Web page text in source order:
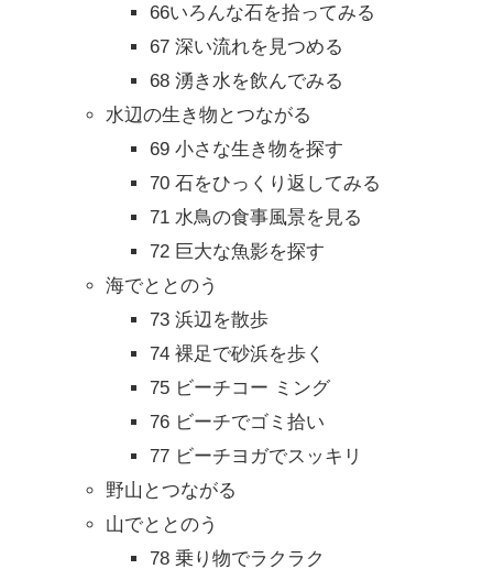
66いろんな石を拾ってみる
67 深い流れを見つめる
68 湧き水を飲んでみる
水辺の生き物とつながる
69 小さな生き物を探す
70 石をひっくり返してみる
71 水鳥の食事風景を見る
72 巨大な魚影を探す
海でととのう
73 浜辺を散歩
74 裸足で砂浜を歩く
75 ビーチコー ミング
76 ビーチでゴミ拾い
77 ビーチヨガでスッキリ
野山とつながる
山でととのう
78 乗り物でラクラク